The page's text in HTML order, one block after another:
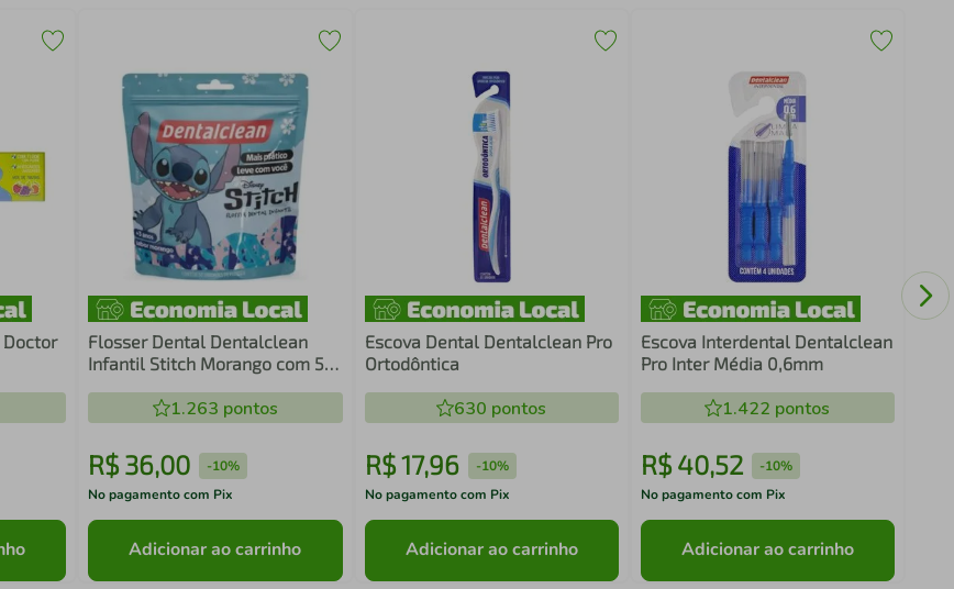
Flosser Dental Dentalclean
Infantil Stitch Morango com 50
1.263 pontos
R$36,00 -10%
No pagamento com Pix
Adicionar ao carrinho
Escova Dental Dentalclean Pro
Ortodôntica
630 pontos
R$17,96 -10%
No pagamento com Pix
Adicionar ao carrinho
Escova Interdental Dentalclean
Pro Inter Média 0,6mm
1.422 pontos
R$ 40,52 -10%
No pagamento com Pix
Adicionar ao carrinho
P2